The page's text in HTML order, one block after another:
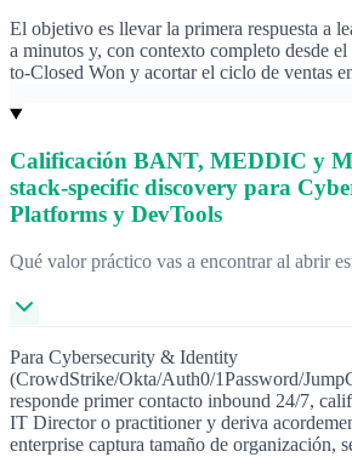
El objetivo es llevar la primera respuesta a
a minutos y, con contexto completo desde
to-Closed Won y acortar el ciclo de ventas
Calificación BANT, MEDDIC y
stack-specific discovery para
Platforms y DevTools
Qué valor práctico vas a encontrar al abrir
Para Cybersecurity & Identity
(CrowdStrike/Okta/Auth0/1Password/
responde primer contacto inbound 24/7,
IT Director o practitioner y deriva
enterprise captura tamaño de organización,